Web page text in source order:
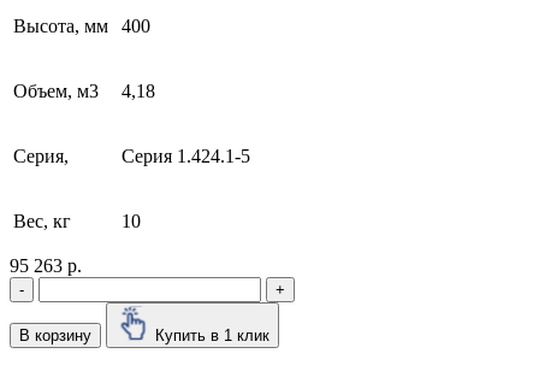
Высота, мм 400
Объем, м3 4,18
Серия, Серия 1.424.1-5
Вес, кг 10
95 263 р.
- +
В корзину Купить в 1 клик